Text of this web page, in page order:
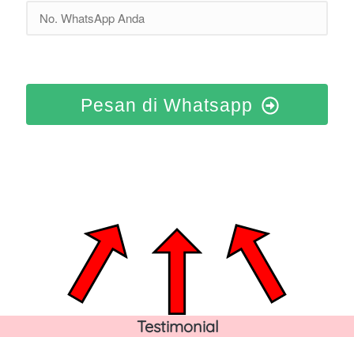
Pesan di Whatsapp
Testimonial